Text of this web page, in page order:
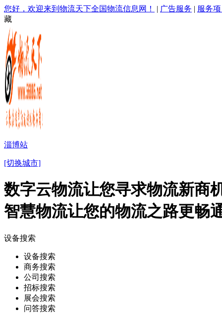
您好，欢迎来到物流天下全国物流信息网！ | 广告服务 | 服务
藏
淄博站
[切换城市]
数字云物流让您寻求物流新商
智慧物流让您的物流之路更畅
设备搜索
设备搜索
商务搜索
公司搜索
招标搜索
展会搜索
问答搜索